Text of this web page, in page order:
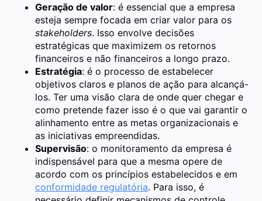
Geração de valor: é essencial que a empresa
esteja sempre focada em criar valor para os
stakeholders. Isso envolve decisões
estratégicas que maximizem os retornos
financeiros e não financeiros a longo prazo.
Estratégia: é o processo de estabelecer
objetivos claros e planos de ação para alcançá-
los. Ter uma visão clara de onde quer chegar e
como pretende fazer isso é o que vai garantir o
alinhamento entre as metas organizacionais e
as iniciativas empreendidas.
Supervisão: o monitoramento da empresa é
indispensável para que a mesma opere de
acordo com os princípios estabelecidos e em
conformidade regulatória. Para isso, é